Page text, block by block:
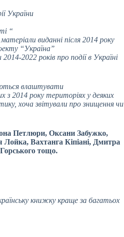
України
“
виданні після 2014 року
“Україна”
2022 років про події в Україні
влаштувати
з 2014 року територіях у деяких
хоча звітували про знищення чи
Петлюри, Оксани Забужко,
Лойка, Вахтанга Кіпіані, Дмитра
тощо.
книжку краще за багатьох